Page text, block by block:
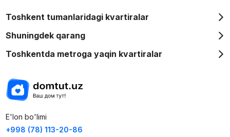
Toshkent tumanlaridagi kvartiralar
Shuningdek qarang
Toshkentda metroga yaqin kvartiralar
E'lon bo'limi
+998 (78) 113-20-86